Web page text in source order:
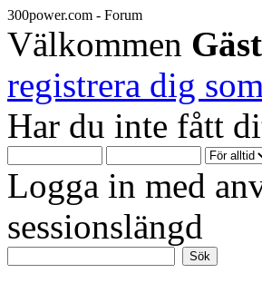
300power.com - Forum
Välkommen Gäst
registrera dig
Har du inte fått
Logga in med
sessionslängd